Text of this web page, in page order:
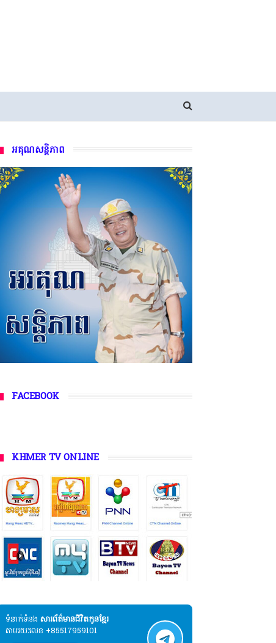
អគុណសន្តិភាព
FACEBOOK
KHMER TV ONLINE
ទំនាក់ទំនង​​ សារព័ត៌មានជីវិតកូនខ្មែរ
តាមរយៈលេខ +85517959101